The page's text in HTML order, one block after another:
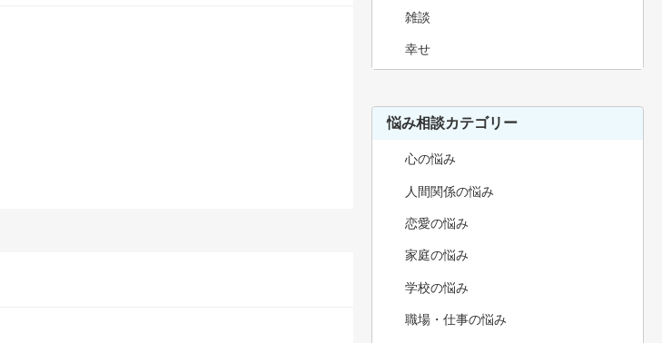
雑談
幸せ
悩み相談カテゴリー
心の悩み
人間関係の悩み
恋愛の悩み
家庭の悩み
学校の悩み
職場・仕事の悩み